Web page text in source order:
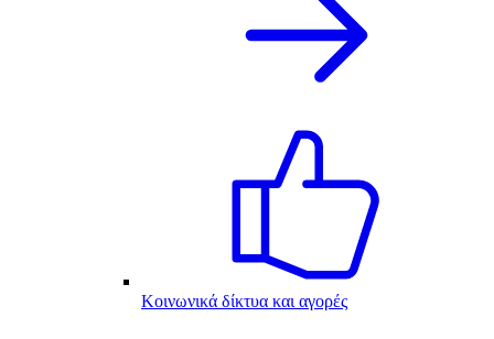
Κοινωνικά δίκτυα και αγορές